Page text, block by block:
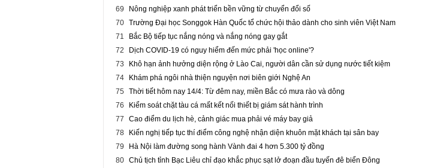
69
Nông nghiệp xanh phát triển bền vững từ chuyển đổi số
70 Trường Đại học Songgok Hàn Quốc tổ chức hội thảo dành cho sinh viên Việt Nam
71
Bắc Bộ tiếp tục nắng nóng và nắng nóng gay gắt
72
Dịch COVID-19 có nguy hiểm đến mức phải 'học online'?
73
Khô hạn ảnh hưởng diện rộng ở Lào Cai, người dân cần sử dụng nước tiết kiệm
74
Khám phá ngôi nhà thiện nguyện nơi biên giới Nghệ An
75
Thời tiết hôm nay 14/4: Từ đêm nay, miền Bắc có mưa rào và dông
76
Kiểm soát chặt tàu cá mất kết nối thiết bị giám sát hành trình
77
Cao điểm du lịch hè, cảnh giác mua phải vé máy bay giả
78
Kiến nghị tiếp tục thí điểm công nghệ nhận diện khuôn mặt khách tại sân bay
79
Hà Nội làm đường song hành Vành đai 4 hơn 5.300 tỷ đồng
80 Chủ tịch tỉnh Bạc Liêu chỉ đạo khắc phục sạt lở đoạn đầu tuyến đê biển Đông